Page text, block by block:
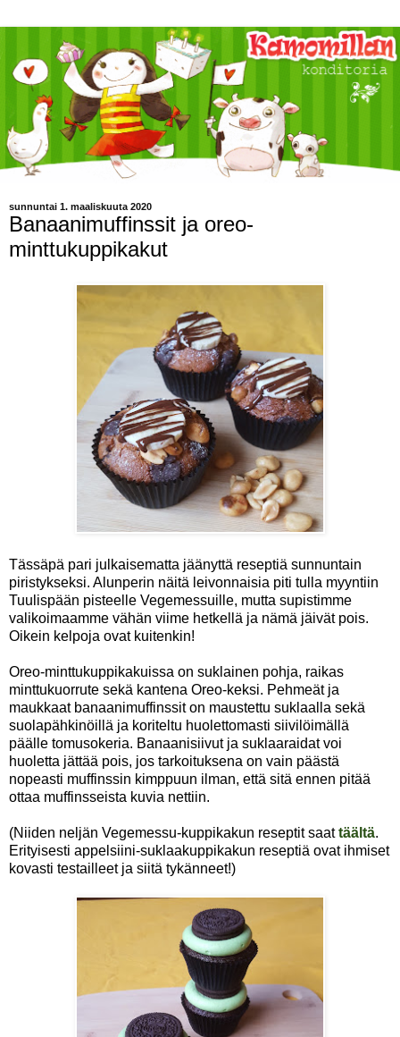
sunnuntai 1. maaliskuuta 2020
Banaanimuffinssit ja oreo-
minttukuppikakut
Tässäpä pari julkaisematta jäänyttä reseptiä sunnuntain
piristykseksi. Alunperin näitä leivonnaisia piti tulla myyntiin
Tuulispään pisteelle Vegemessuille, mutta supistimme
valikoimaamme vähän viime hetkellä ja nämä jäivät pois.
Oikein kelpoja ovat kuitenkin!
Oreo-minttukuppikakuissa on suklainen pohja, raikas
minttukuorrute sekä kantena Oreo-keksi. Pehmeät ja
maukkaat banaanimuffinssit on maustettu suklaalla sekä
suolapähkinöillä ja koriteltu huolettomasti siivilöimällä
päälle tomusokeria. Banaanisiivut ja suklaaraidat voi
huoletta jättää pois, jos tarkoituksena on vain päästä
nopeasti muffinssin kimppuun ilman, että sitä ennen pitää
ottaa muffinsseista kuvia nettiin.
(Niiden neljän Vegemessu-kuppikakun reseptit saattäältä.
Erityisesti appelsiini-suklaakuppikakun reseptiä ovat ihmiset
kovasti testailleet ja siitä tykänneet!)